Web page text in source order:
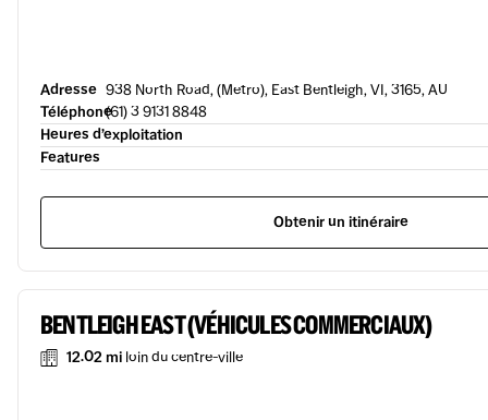
Adresse 938 North Road, (Metro), East Bentleigh, VI, 3165, AU
Téléphone(61) 3 9131 8848
Heures d’exploitation
Features
Obtenir un itinéraire
BENTLEIGH EAST (VÉHICULES COMMERCIAUX)
12.02 mi loin du centre-ville